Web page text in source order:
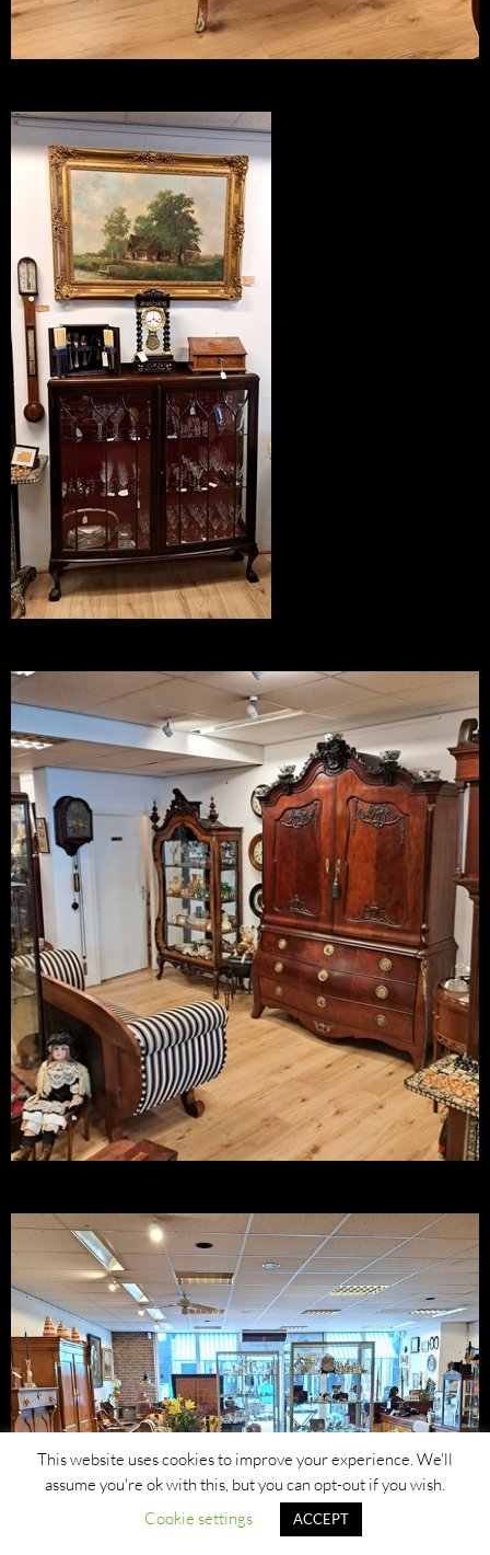
This website uses cookies to improve your experience. We'll
assume you're ok with this, but you can opt-out if you wish.
Cookie settings
ACCEPT